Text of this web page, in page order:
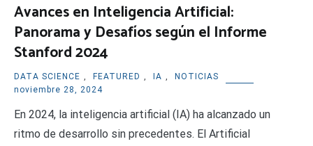
Avances en Inteligencia Artificial:
Panorama y Desafíos según el Informe
Stanford 2024
DATA SCIENCE , FEATURED , IA ,
NOTICIAS
noviembre 28, 2024
En 2024, la inteligencia artificial (IA) ha alcanzado un
ritmo de desarrollo sin precedentes. El Artificial